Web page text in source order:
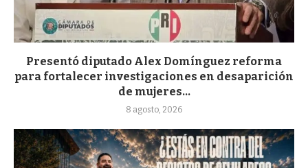
Presentó diputado Alex Domínguez reforma
para fortalecer investigaciones en desaparición
de mujeres...
8 agosto, 2026